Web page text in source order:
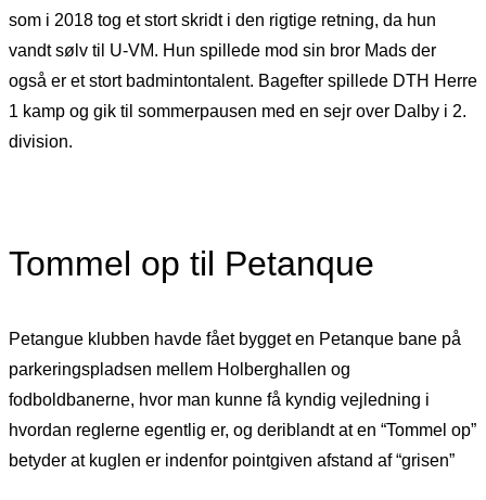
som i 2018 tog et stort skridt i den rigtige retning, da hun
vandt sølv til U-VM. Hun spillede mod sin bror Mads der
også er et stort badmintontalent. Bagefter spillede DTH Herre
1 kamp og gik til sommerpausen med en sejr over Dalby i 2.
division.
Tommel op til Petanque
Petangue klubben havde fået bygget en Petanque bane på
parkeringspladsen mellem Holberghallen og
fodboldbanerne, hvor man kunne få kyndig vejledning i
hvordan reglerne egentlig er, og deriblandt at en “Tommel op”
betyder at kuglen er indenfor pointgiven afstand af “grisen”